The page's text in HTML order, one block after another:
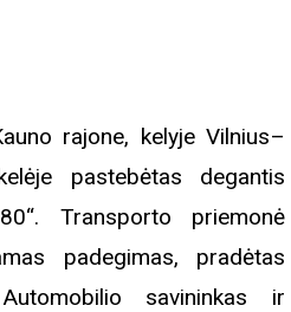
rajone, kelyje Vilnius–
pastebėtas degantis
Transporto priemonė
padegimas, pradėtas
savininkas ir